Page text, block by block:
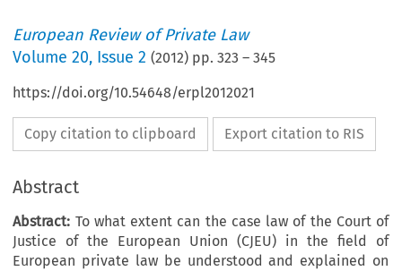
European Review of Private Law
Volume20, Issue 2 (2012) pp.323 –345
https://doi.org/10.54648/erpl2012021
Copy citation to clipboard Export citation to RIS
Abstract
Abstract: To what extent can the case law of the Court of
Justice of the European Union (CJEU) in the field of
European private law be understood and explained on